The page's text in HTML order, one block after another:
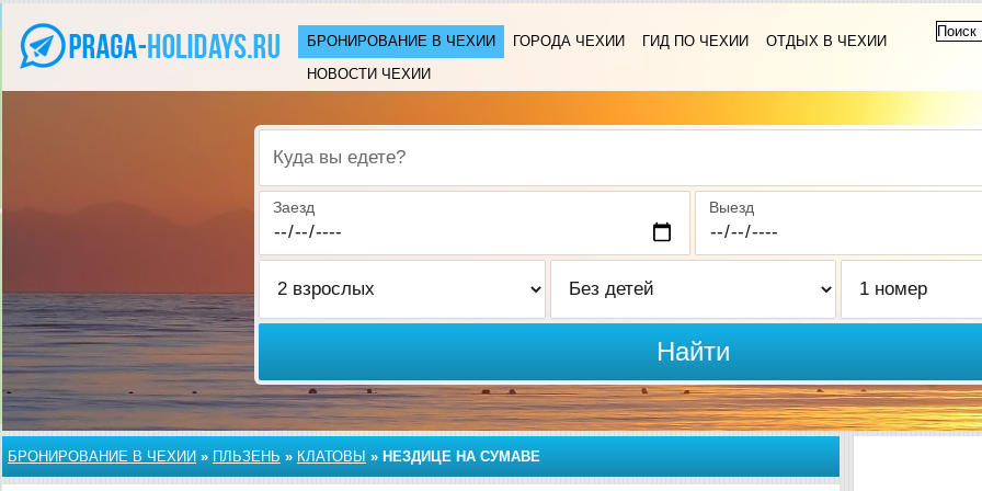
БРОНИРОВАНИЕ В ЧЕХИИ ГОРОДА ЧЕХИИ ГИД ПО ЧЕХИИ
ОТДЫХ В ЧЕХИИ
НОВОСТИ ЧЕХИИ
Куда вы едете?
Заезд Выезд
Найти
БРОНИРОВАНИЕ В ЧЕХИИ » ПЛЬЗЕНЬ » КЛАТОВЫ » НЕЗДИЦЕ НА СУМАВЕ